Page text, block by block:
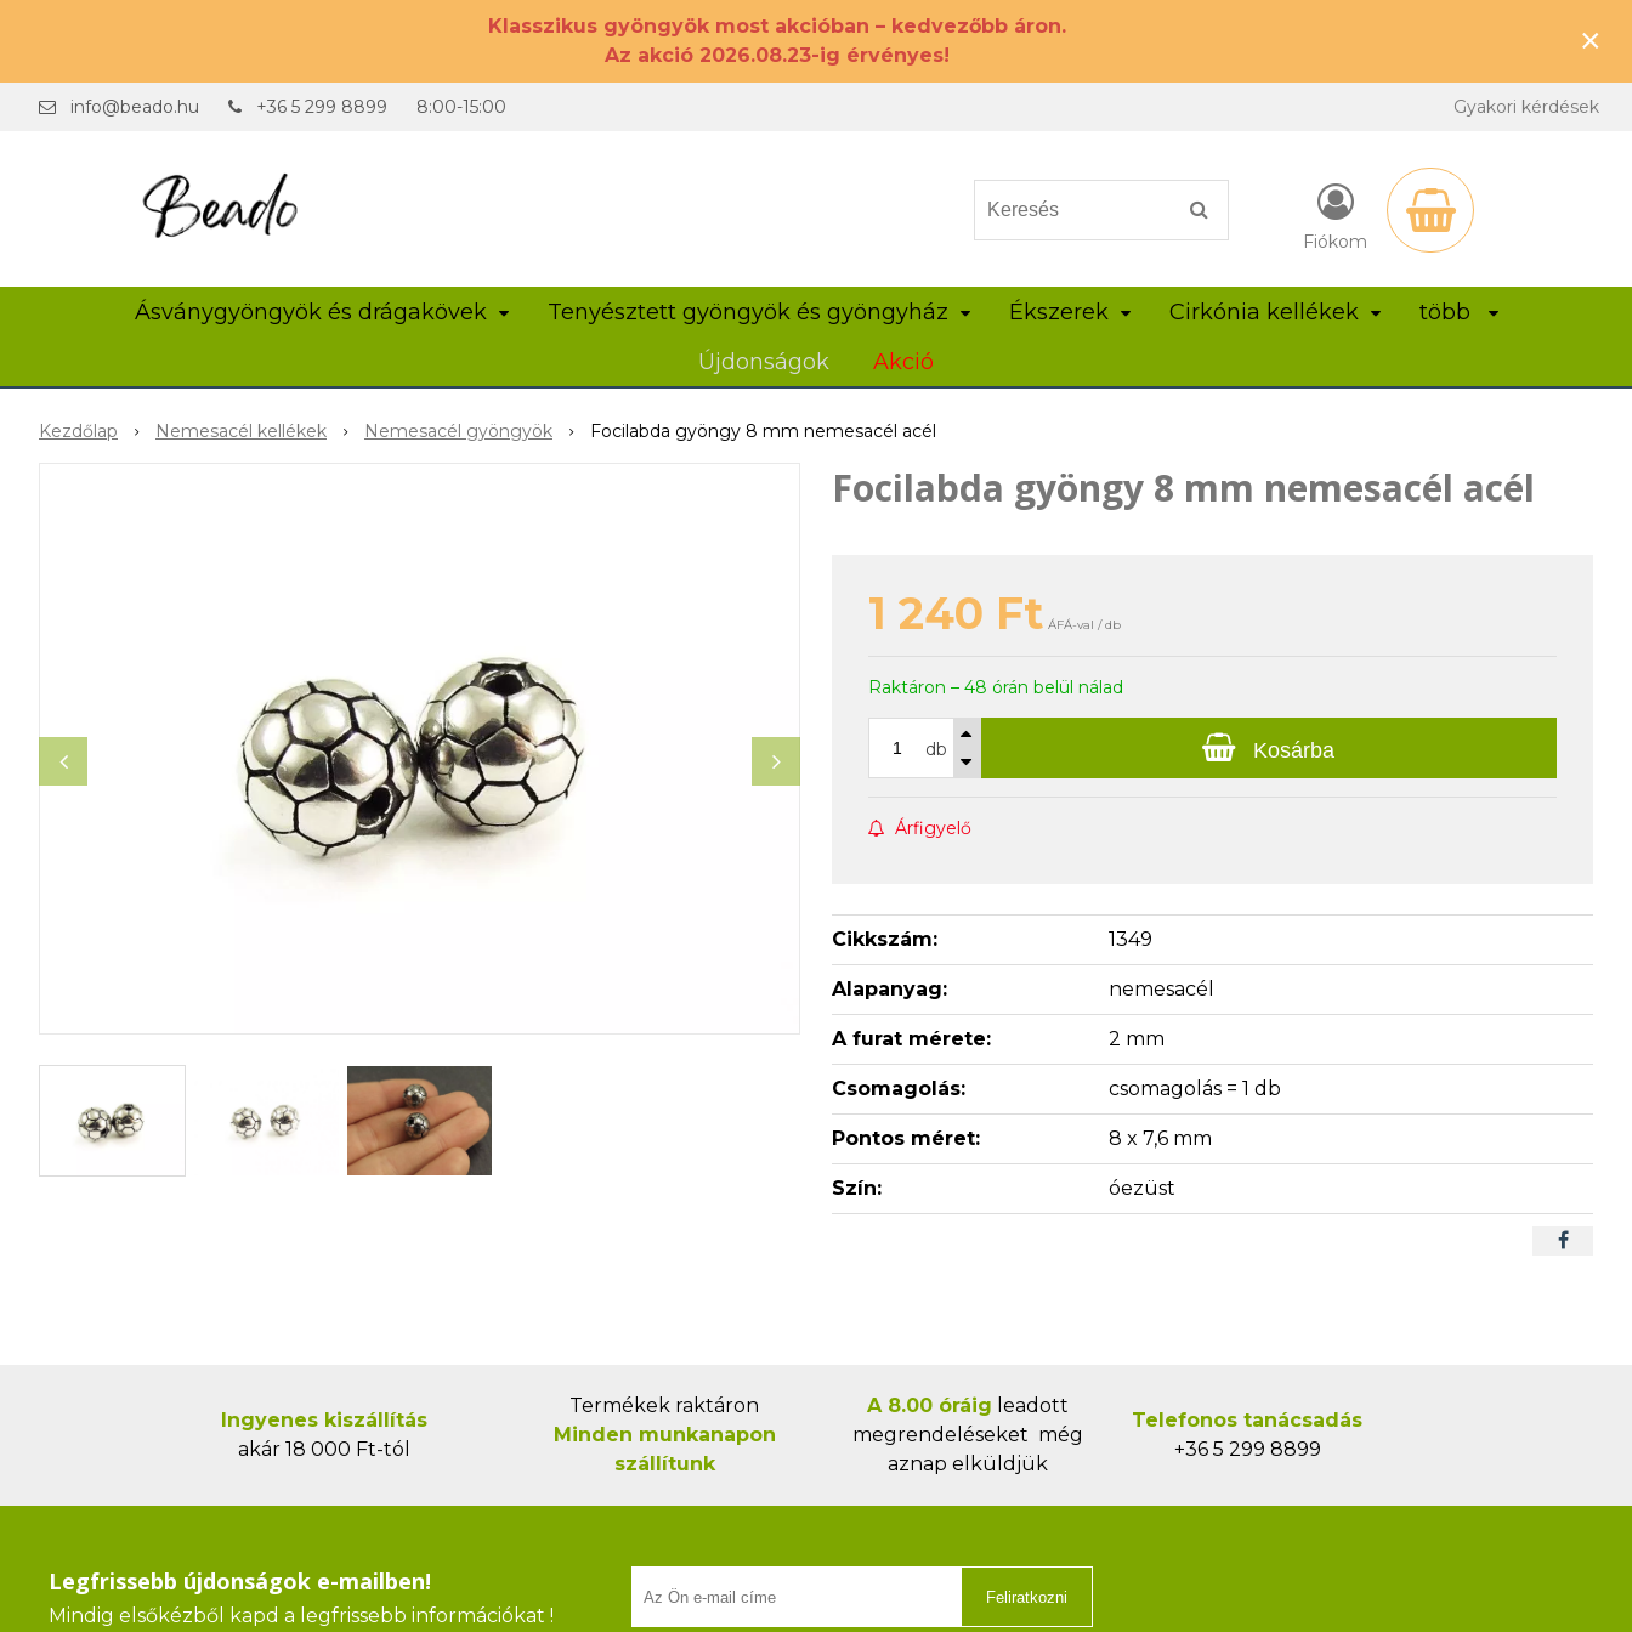
Klasszikus gyöngyök most akcióban – kedvezőbb áron.
Az akció 2026.08.23-ig érvényes!
×
info@beado.hu +36 5 299 8899 8:00-15:00 Gyakori kérdések
Fiókom
Ásványgyöngyök és drágakövek Tenyésztett gyöngyök és gyöngyház Ékszerek Cirkónia kellékek
több
Újdonságok
Akció
Kezdőlap Nemesacél kellékek Nemesacél gyöngyök Focilabda gyöngy 8 mm nemesacél acél
Focilabda gyöngy 8 mm nemesacél acél
1 240 Ft ÁFÁ-val / db
Raktáron – 48 órán belül nálad
db Kosárba
Árfigyelő
Cikkszám: 1349
Alapanyag: nemesacél
A furat mérete: 2 mm
Csomagolás: csomagolás = 1 db
Pontos méret: 8 x 7,6 mm
Szín: óezüst
Ingyenes kiszállítás
akár 18 000 Ft-tól
Termékek raktáron
Minden munkanapon
szállítunk
A 8.00 óráig leadott
megrendeléseket még
aznap elküldjük
Telefonos tanácsadás
+36 5 299 8899
Legfrissebb újdonságok e-mailben!
Mindig elsőkézből kapd a legfrissebb információkat !
Feliratkozni